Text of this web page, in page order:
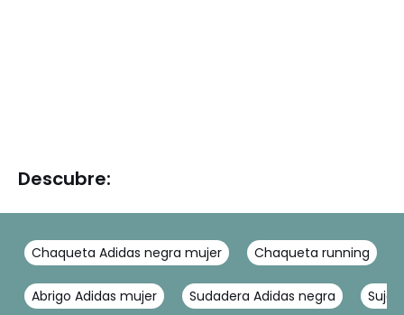
Descubre:
Chaqueta Adidas negra mujer Chaqueta running
Abrigo Adidas mujer Sudadera Adidas negra